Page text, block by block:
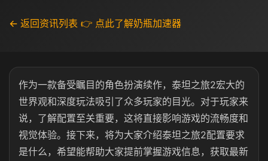
← 返回资讯列表 👉 点此了解奶瓶加速器
作为一款备受瞩目的角色扮演续作，泰坦之旅2宏大的
世界观和深度玩法吸引了众多玩家的目光。对于玩家来
说，了解配置至关重要，这将直接影响游戏的流畅度和
视觉体验。接下来，将为大家介绍泰坦之旅2配置要求
是什么，希望能帮助大家提前掌握游戏信息，获取最新